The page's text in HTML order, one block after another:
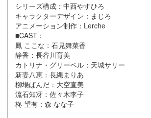
シリーズ構成：中西やすひろ
キャラクターデザイン：まじろ
アニメーション制作：Lerche
■CAST：
鳳 ここな：石見舞菜香
静香：長谷川育美
カトリナ・グリーベル：天城サリー
新妻八恵：長縄まりあ
柳場ぱんだ：大空直美
流石知冴：佐々木李子
柊 望有：森 なな子